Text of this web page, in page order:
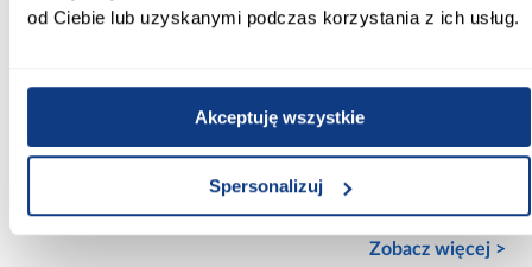
od Ciebie lub uzyskanymi podczas korzystania z ich usług.
Akceptuję wszystkie
Spersonalizuj
Ilość szuflad:
Ilość drzwi:
Zobacz więcej >